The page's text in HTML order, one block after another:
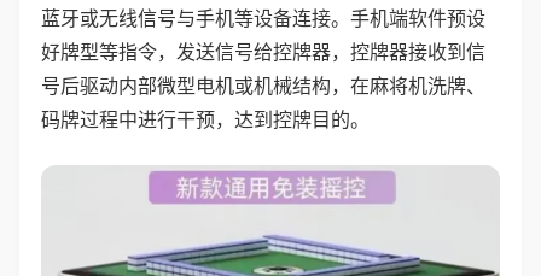
蓝牙或无线信号与手机等设备连接。手机端软件预设
好牌型等指令，发送信号给控牌器，控牌器接收到信
号后驱动内部微型电机或机械结构，在麻将机洗牌、
码牌过程中进行干预，达到控牌目的。